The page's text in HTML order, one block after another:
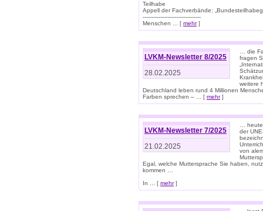
Teilhabe
Appell der Fachverbände:
---------------------------------
Menschen ... [ mehr]
LVKM-Newsletter 8/2025
28.02.2025
… die
fragen
weitere
Deutschland leben rund 4 Millionen
Farben sprechen – ... [ mehr]
LVKM-Newsletter 7/2025
21.02.2025
…
der
von
Egal, welche Muttersprache Sie haben,
kommen …
In ... [ mehr]